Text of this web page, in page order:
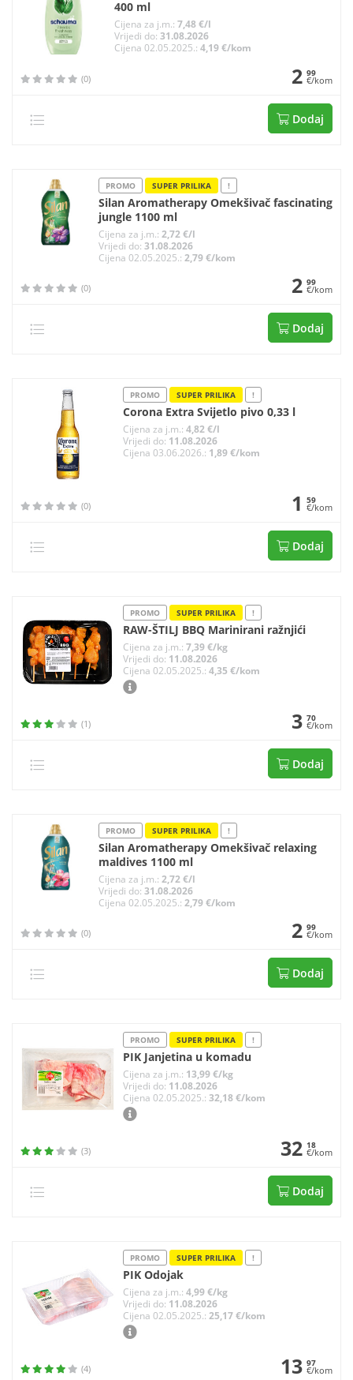
400 ml
Cijena za j.m.:7,48 €/l
Vrijedi do:31.08.2026
Cijena 02.05.2025.:4,19 €/kom
(0) 2 99
€/kom
Dodaj
PROMO SUPER PRILIKA !
Silan Aromatherapy Omekšivač fascinating
jungle 1100 ml
Cijena za j.m.: 2,72 €/l
Vrijedi do: 31.08.2026
Cijena 02.05.2025.: 2,79 €/kom
(0) 2 99
€/kom
Dodaj
PROMO SUPER PRILIKA !
Corona Extra Svijetlo pivo 0,33 l
Cijena za j.m.: 4,82 €/l
Vrijedi do: 11.08.2026
Cijena 03.06.2026.: 1,89 €/kom
(0) 1 59
€/kom
Dodaj
PROMO SUPER PRILIKA !
RAW-ŠTILJ BBQ Marinirani ražnjići
Cijena za j.m.: 7,39 €/kg
Vrijedi do: 11.08.2026
Cijena 02.05.2025.: 4,35 €/kom
(1) 3 70
€/kom
Dodaj
PROMO SUPER PRILIKA !
Silan Aromatherapy Omekšivač relaxing
maldives 1100 ml
Cijena za j.m.: 2,72 €/l
Vrijedi do: 31.08.2026
Cijena 02.05.2025.: 2,79 €/kom
(0) 2 99
€/kom
Dodaj
PROMO SUPER PRILIKA !
PIK Janjetina u komadu
Cijena za j.m.: 13,99 €/kg
Vrijedi do: 11.08.2026
Cijena 02.05.2025.: 32,18 €/kom
(3) 32 18
€/kom
Dodaj
PROMO SUPER PRILIKA !
PIK Odojak
Cijena za j.m.: 4,99 €/kg
Vrijedi do: 11.08.2026
Cijena 02.05.2025.: 25,17 €/kom
(4) 13 97
€/kom